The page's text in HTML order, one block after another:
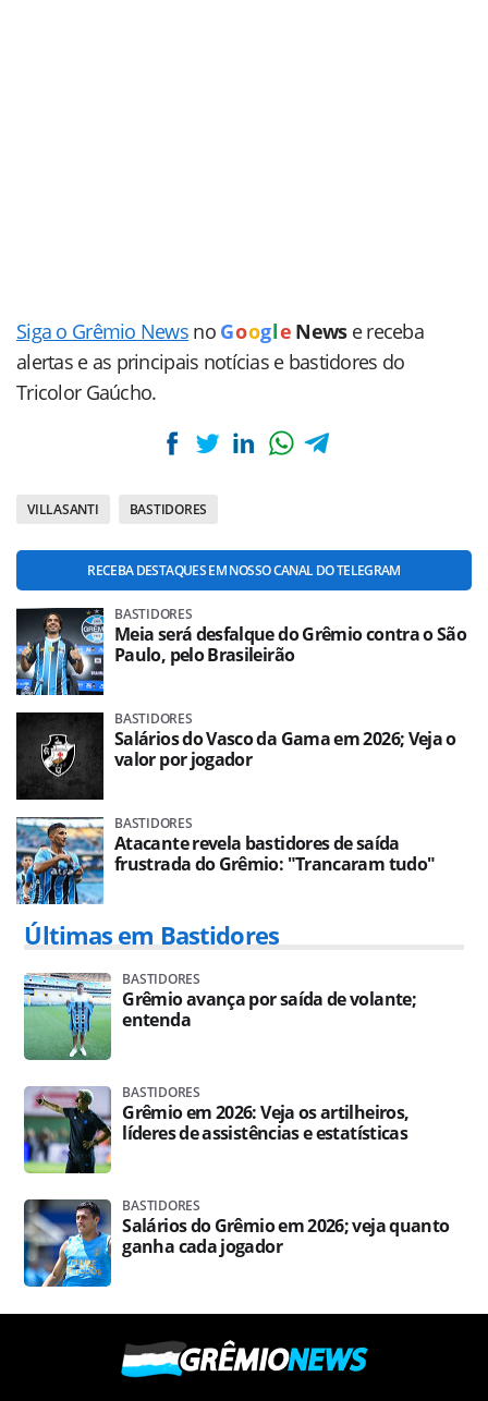
Siga o Grêmio News no Goog le News e receba
alertas e as principais notícias e bastidores do
Tricolor Gaúcho.
VILLASANTI BASTIDORES
RECEBA DESTAQUES EM NOSSO CANAL DO TELEGRAM
BASTIDORES
Meia será desfalque do Grêmio contra o São
Paulo, pelo Brasileirão
BASTIDORES
Salários do Vasco da Gama em 2026; Veja o
valor por jogador
BASTIDORES
Atacante revela bastidores de saída
frustrada do Grêmio: "Trancaram tudo"
Últimas em Bastidores
BASTIDORES
Grêmio avança por saída de volante;
entenda
BASTIDORES
Grêmio em 2026: Veja os artilheiros,
líderes de assistências e estatísticas
BASTIDORES
Salários do Grêmio em 2026; veja quanto
ganha cada jogador